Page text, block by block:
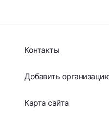
Контакты
Добавить
Карта сайта